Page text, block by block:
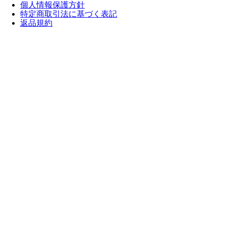
個人情報保護方針
特定商取引法に基づく表記
返品規約